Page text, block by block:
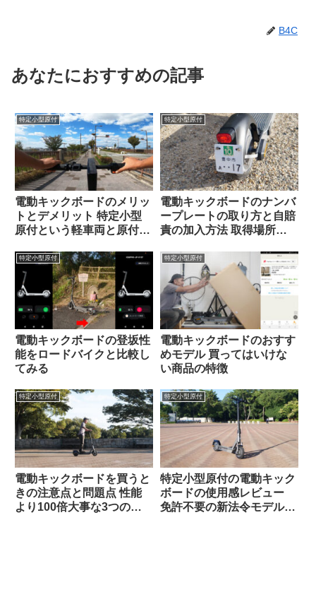
B4C
あなたにおすすめの記事
特定小型原付
電動キックボードのメリッ
トとデメリット 特定小型
原付という軽車両と原付の
特定小型原付
電動キックボードのナンバ
ープレートの取り方と自賠
責の加入方法 取得場所や
特定小型原付
電動キックボードの登坂性
能をロードバイクと比較し
てみる
特定小型原付
電動キックボードのおすす
めモデル 買ってはいけな
い商品の特徴
特定小型原付
電動キックボードを買うと
きの注意点と問題点 性能
より100倍大事な3つのこ
特定小型原付
特定小型原付の電動キック
ボードの使用感レビュー
免許不要の新法令モデル